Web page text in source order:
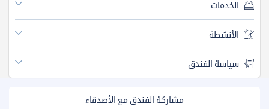
الخدمات
الأنشطة
سياسة الفندق
مشاركة الفندق مع الأصدقاء